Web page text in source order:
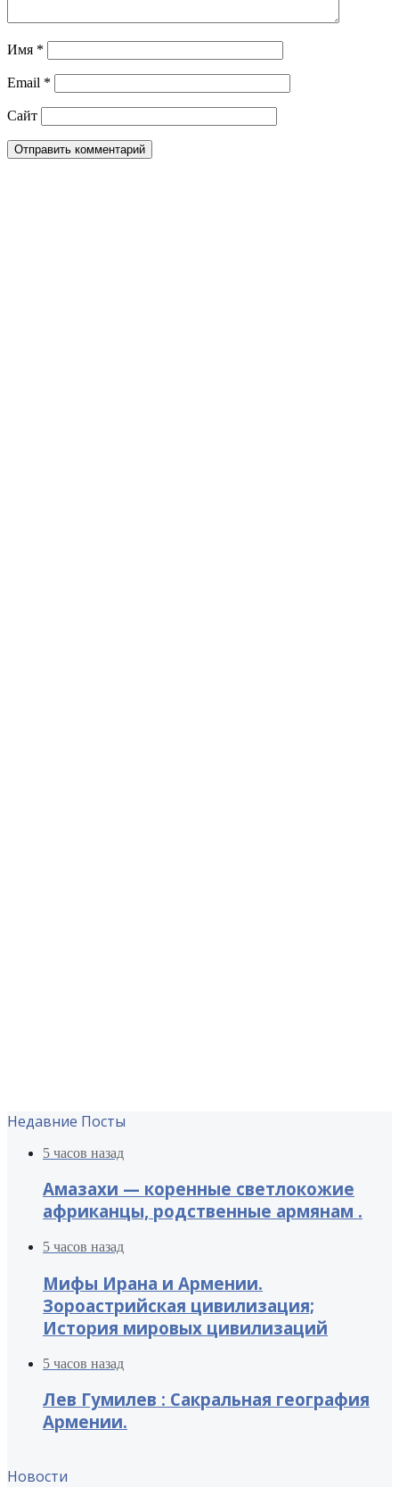
Имя *
Email *
Сайт
Недавние Посты
5 часов назад
Амазахи — коренные светлокожие
африканцы, родственные армянам .
5 часов назад
Мифы Ирана и Армении.
Зороастрийская цивилизация;
История мировых цивилизаций
5 часов назад
Лев Гумилев : Сакральная география
Армении.
Новости